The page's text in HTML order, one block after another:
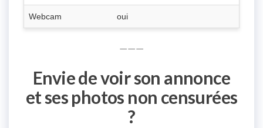
Webcam oui
———
Envie de voir son annonce
et ses photos non censurées
?